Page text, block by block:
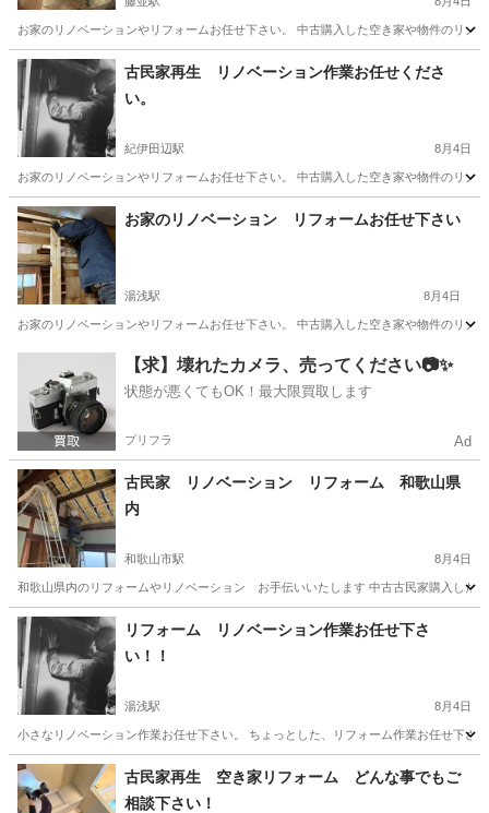
お家のリノベーションやリフォームお任せ下さい。 中古購入した空き家や物件のリ
和歌山 有田郡 藤並駅 リフォーム
古民家再生 リノベーション作業お任せくださ
い。
紀伊田辺駅 8月4日
お家のリノベーションやリフォームお任せ下さい。 中古購入した空き家や物件のリ
和歌山 田辺市 紀伊田辺駅 リフォーム
お家のリノベーション リフォームお任せ下さい
湯浅駅 8月4日
お家のリノベーションやリフォームお任せ下さい。 中古購入した空き家や物件のリ
湯浅駅 リフォーム 物件
【求】壊れたカメラ、売ってください📷✨
状態が悪くてもOK！最大限買取します
プリフラ Ad
古民家 リノベーション リフォーム 和歌山県
内
和歌山市駅 8月4日
和歌山県内のリフォームやリノベーション お手伝いいたします 中古古民家購入した
和歌山 和歌山市 和歌山市駅 リフォーム 無料
リフォーム リノベーション作業お任せ下さ
い！！
湯浅駅 8月4日
小さなリノベーション作業お任せ下さい。 ちょっとした、リフォーム作業お任せ下
和歌山 有田郡 湯浅駅 リフォーム
古民家再生 空き家リフォーム どんな事でもご
相談下さい！